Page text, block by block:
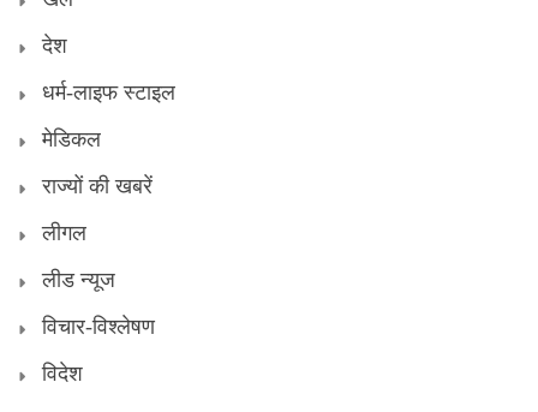
देश
धर्म-लाइफ स्टाइल
मेडिकल
राज्यों की खबरें
लीगल
लीड न्यूज
विचार-विश्लेषण
विदेश